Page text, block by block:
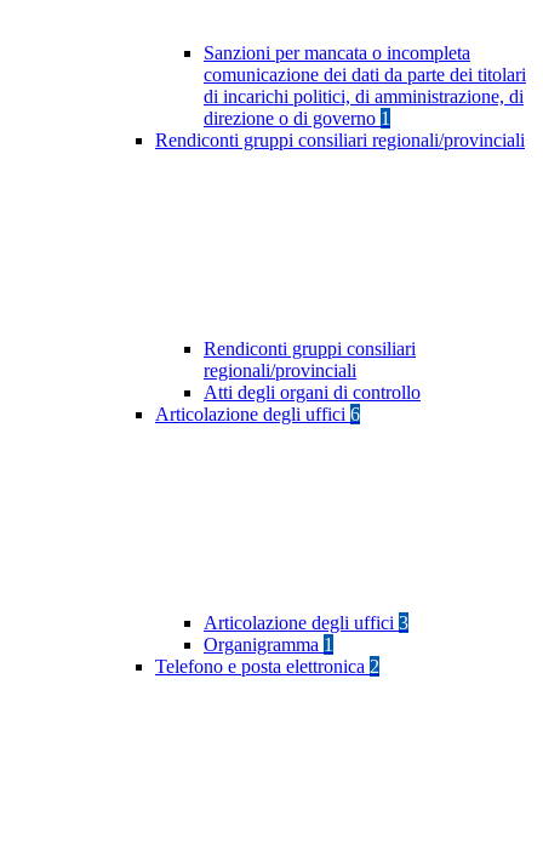
Sanzioni per mancata o incompleta
comunicazione dei dati da parte dei titolari
di incarichi politici, di amministrazione, di
direzione o di governo 1
Rendiconti gruppi consiliari regionali/provinciali
Rendiconti gruppi consiliari
regionali/provinciali
Atti degli organi di controllo
Articolazione degli uffici 6
Articolazione degli uffici 3
Organigramma 1
Telefono e posta elettronica 2